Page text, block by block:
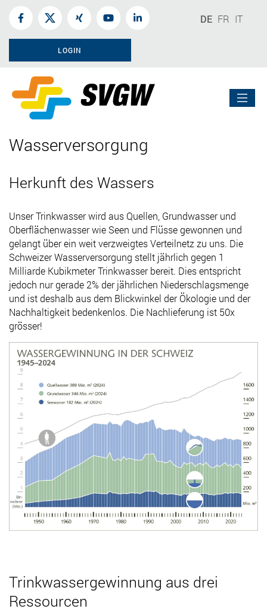
DE FR IT
LOGIN
Wasserversorgung
Herkunft des Wassers
Unser Trinkwasser wird aus Quellen, Grundwasser und
Oberflächenwasser wie Seen und Flüsse gewonnen und
gelangt über ein weit verzweigtes Verteilnetz zu uns. Die
Schweizer Wasserversorgung stellt jährlich gegen 1
Milliarde Kubikmeter Trinkwasser bereit. Dies entspricht
jedoch nur gerade 2% der jährlichen Niederschlagsmenge
und ist deshalb aus dem Blickwinkel der Ökologie und der
Nachhaltigkeit bedenkenlos. Die Nachlieferung ist 50x
grösser!
Trinkwassergewinnung aus drei
Ressourcen